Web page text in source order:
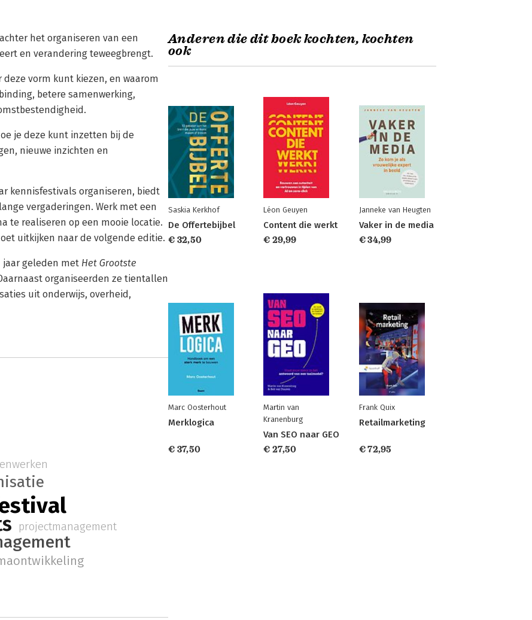
het organiseren van een
en verandering teweegbrengt.
vorm kunt kiezen, en waarom
betere samenwerking,
je deze kunt inzetten bij de
nieuwe inzichten en
kennisfestivals organiseren, biedt
vergaderingen. Werk met een
te realiseren op een mooie locatie.
uitkijken naar de volgende editie.
jaar geleden met Het Grootste
organiseerden ze tientallen
uit onderwijs, overheid,
projectmanagement
Anderen die dit boek kochten, kochten
ook
Saskia Kerkhof
De Offertebijbel
€ 32,50
Léon Geuyen
Content die werkt
€ 29,99
Janneke van Heugten
Vaker in de media
€ 34,99
Marc Oosterhout
Merklogica
€ 37,50
Martin van
Kranenburg
Van SEO naar GEO
€ 27,50
Frank Quix
Retailmarketing
€ 72,95